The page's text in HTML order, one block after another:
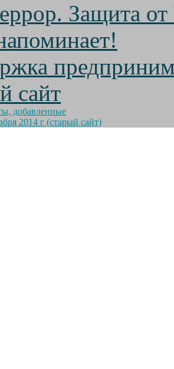
Защита
сайт
добавленные
2014 г (старый сайт)